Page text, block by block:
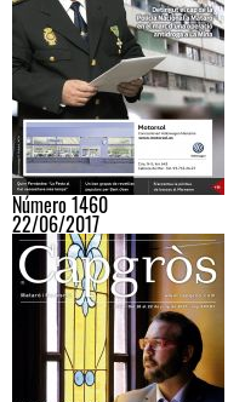
Número 1460
22/06/2017